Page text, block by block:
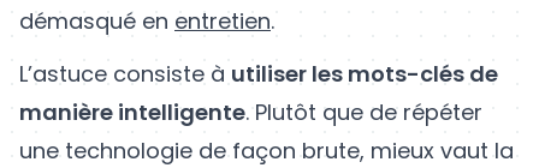
démasqué en entretien.
L’astuce consiste à utiliser les mots-clés de
manière intelligente. Plutôt que de répéter
une technologie de façon brute, mieux vaut la